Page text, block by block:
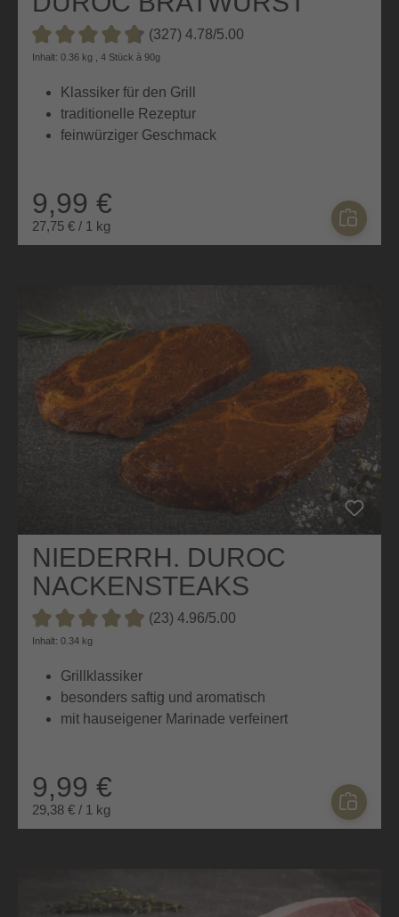
Durchschnittliche Bewertung von 4.7 von 5 Sternen
(327) 4.78/5.00
Inhalt: 0.36 kg , 4 Stück à 90g
Klassiker für den Grill
traditionelle Rezeptur
feinwürziger Geschmack
9,99 €
27,75 € / 1 kg
NIEDERRH. DUROC
NACKENSTEAKS
MARINIERT
Durchschnittliche Bewertung von 4.9 von 5 Sternen
(23) 4.96/5.00
Inhalt: 0.34 kg
Grillklassiker
besonders saftig und aromatisch
mit hauseigener Marinade verfeinert
9,99 €
29,38 € / 1 kg